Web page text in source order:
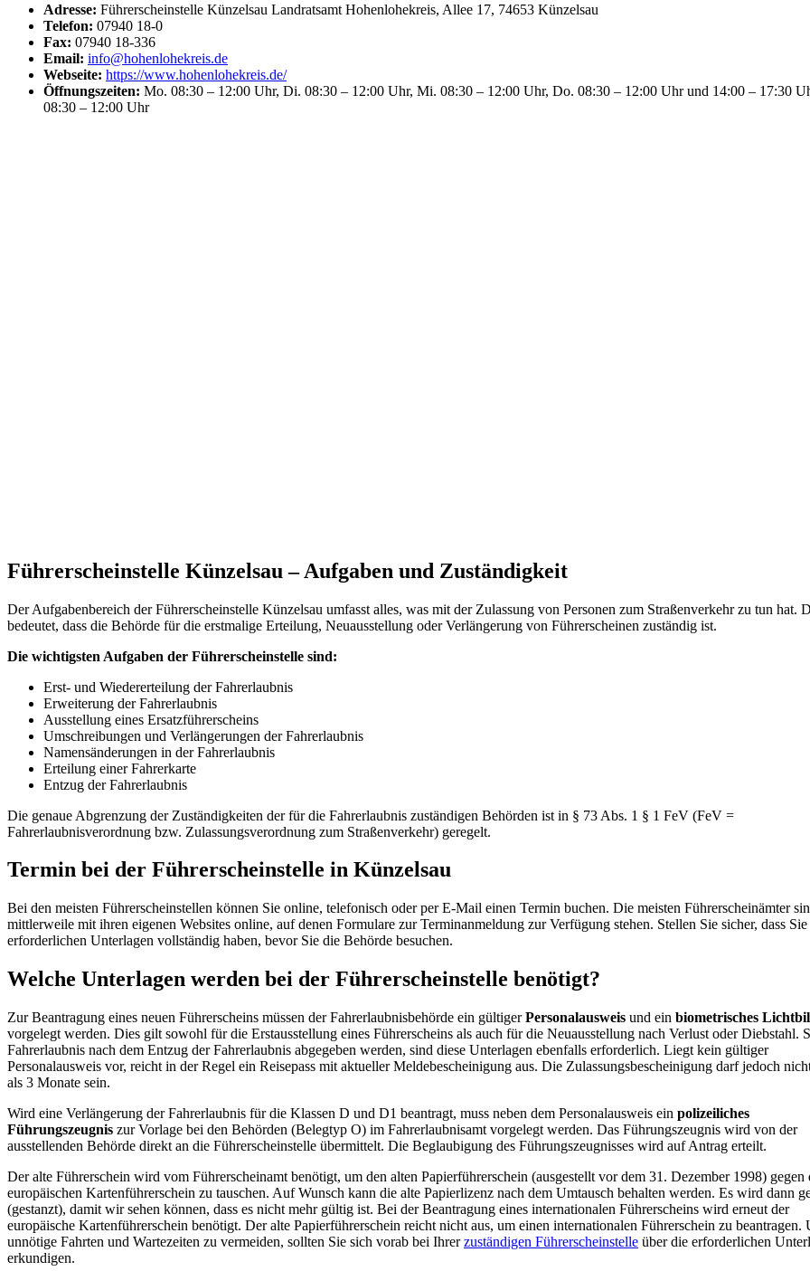
Adresse: Führerscheinstelle Künzelsau Landratsamt Hohenlohekreis, Allee 17, 74653 Künzelsau
Telefon: 07940 18-0
Fax: 07940 18-336
Email: info@hohenlohekreis.de
Webseite: https://www.hohenlohekreis.de/
Öffnungszeiten: Mo. 08:30 – 12:00 Uhr, Di. 08:30 – 12:00 Uhr, Mi. 08:30 – 12:00 Uhr, Do. 08:30 – 12:00 Uhr und 14:00 – 17:30
08:30 – 12:00 Uhr
Führerscheinstelle Künzelsau – Aufgaben und Zuständigkeit
Der Aufgabenbereich der Führerscheinstelle Künzelsau umfasst alles, was mit der Zulassung von Personen zum Straßenverkehr zu tun hat.
bedeutet, dass die Behörde für die erstmalige Erteilung, Neuausstellung oder Verlängerung von Führerscheinen zuständig ist.
Die wichtigsten Aufgaben der Führerscheinstelle sind:
Erst- und Wiedererteilung der Fahrerlaubnis
Erweiterung der Fahrerlaubnis
Ausstellung eines Ersatzführerscheins
Umschreibungen und Verlängerungen der Fahrerlaubnis
Namensänderungen in der Fahrerlaubnis
Erteilung einer Fahrerkarte
Entzug der Fahrerlaubnis
Die genaue Abgrenzung der Zuständigkeiten der für die Fahrerlaubnis zuständigen Behörden ist in § 73 Abs. 1 § 1 FeV (FeV =
Fahrerlaubnisverordnung bzw. Zulassungsverordnung zum Straßenverkehr) geregelt.
Termin bei der Führerscheinstelle in Künzelsau
Bei den meisten Führerscheinstellen können Sie online, telefonisch oder per E-Mail einen Termin buchen. Die meisten Führerscheinämter
mittlerweile mit ihren eigenen Websites online, auf denen Formulare zur Terminanmeldung zur Verfügung stehen. Stellen Sie sicher, dass
erforderlichen Unterlagen vollständig haben, bevor Sie die Behörde besuchen.
Welche Unterlagen werden bei der Führerscheinstelle benötigt?
Zur Beantragung eines neuen Führerscheins müssen der Fahrerlaubnisbehörde ein gültigerPersonalausweis und ein biometrisches
vorgelegt werden. Dies gilt sowohl für die Erstausstellung eines Führerscheins als auch für die Neuausstellung nach Verlust oder Diebstahl.
Fahrerlaubnis nach dem Entzug der Fahrerlaubnis abgegeben werden, sind diese Unterlagen ebenfalls erforderlich. Liegt kein gültiger
Personalausweis vor, reicht in der Regel ein Reisepass mit aktueller Meldebescheinigung aus. Die Zulassungsbescheinigung darf jedoch
als 3 Monate sein.
Wird eine Verlängerung der Fahrerlaubnis für die Klassen D und D1 beantragt, muss neben dem Personalausweis ein polizeiliches
Führungszeugnis zur Vorlage bei den Behörden (Belegtyp O) im Fahrerlaubnisamt vorgelegt werden. Das Führungszeugnis wird von der
ausstellenden Behörde direkt an die Führerscheinstelle übermittelt. Die Beglaubigung des Führungszeugnisses wird auf Antrag erteilt.
Der alte Führerschein wird vom Führerscheinamt benötigt, um den alten Papierführerschein (ausgestellt vor dem 31. Dezember 1998) gegen
europäischen Kartenführerschein zu tauschen. Auf Wunsch kann die alte Papierlizenz nach dem Umtausch behalten werden. Es wird dann
(gestanzt), damit wir sehen können, dass es nicht mehr gültig ist. Bei der Beantragung eines internationalen Führerscheins wird erneut der
europäische Kartenführerschein benötigt. Der alte Papierführerschein reicht nicht aus, um einen internationalen Führerschein zu beantragen.
unnötige Fahrten und Wartezeiten zu vermeiden, sollten Sie sich vorab bei Ihrerzuständigen Führerscheinstelle über die erforderlichen
erkundigen.